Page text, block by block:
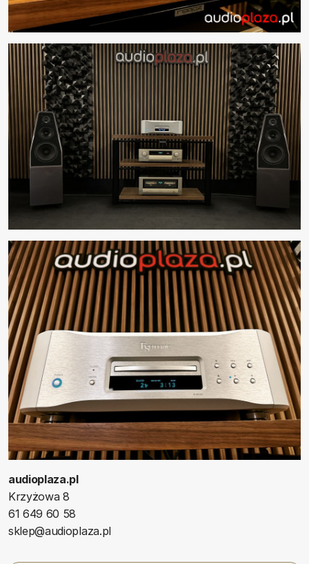
audioplaza.pl
Krzyżowa 8
61 649 60 58
sklep@audioplaza.pl